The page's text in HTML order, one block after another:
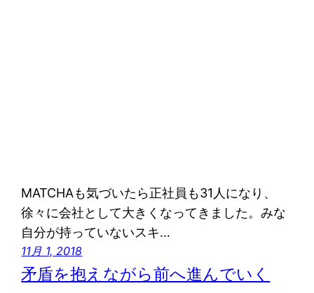
MATCHAも気づいたら正社員も31人になり、
徐々に会社として大きくなってきました。みな
自分が持っていないスキ…
11月 1, 2018
矛盾を抱えながら前へ進んでいく